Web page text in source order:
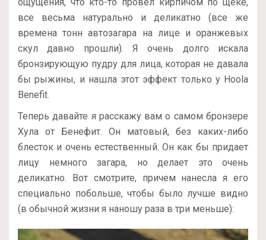
все весьма натурально и деликатно (все же
времена тонн автозагара на лице и оранжевых
скул давно прошли). Я очень долго искала
бронзирующую пудру для лица, которая не давала
бы рыжины, и нашла этот эффект только у Hoola
Benefit.
Теперь давайте я расскажу вам о самом бронзере
Хула от Бенефит. Он матовый, без каких-либо
блесток и очень естественный. Он как бы придает
лицу немного загара, но делает это очень
деликатно. Вот смотрите, причем нанесла я его
специально побольше, чтобы было лучше видно
(в обычной жизни я наношу раза в три меньше):